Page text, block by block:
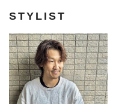
STYLIST